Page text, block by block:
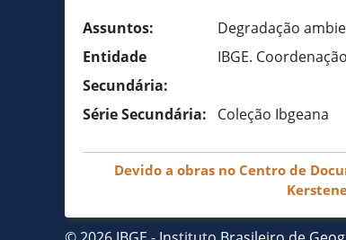
Assuntos:
Degradação
Entidade
Secundária:
IBGE.
Série Secundária: Coleção Ibgeana
Devido a obras no Centro de